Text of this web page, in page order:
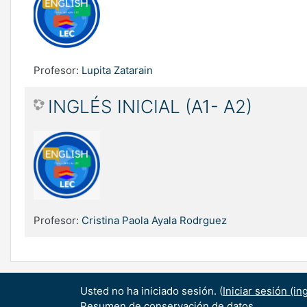
Profesor: Lupita Zatarain
INGLÉS INICIAL (A1- A2)
Profesor: Cristina Paola Ayala Rodrguez
Usted no ha iniciado sesión. (Iniciar sesión